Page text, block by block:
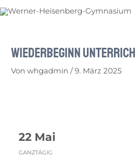
Inhalt
Wiederbeginn
Vonwhgadmin/9. März 2025
22 Mai
GANZTÄGIG
navigation